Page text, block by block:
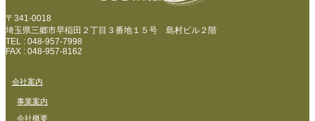
〒341-0018
埼玉県三郷市早稲田２丁目３番地１５号 島村ビル２階
TEL : 048-957-7998
FAX : 048-957-8162
会社案内
事業案内
会社概要